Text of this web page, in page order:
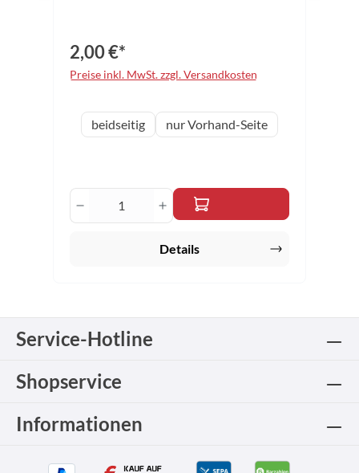
2,00 €*
Preise inkl. MwSt. zzgl. Versandkosten
Varianteauswählen
beidseitig nur Vorhand-Seite
Produkt Anzahl: Gib den
Details
Service-Hotline
Shopservice
Informationen